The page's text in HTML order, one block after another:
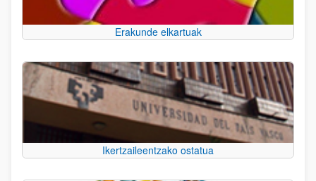
Erakunde elkartuak
Ikertzaileentzako ostatua